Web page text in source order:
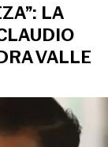
LA
VALLE